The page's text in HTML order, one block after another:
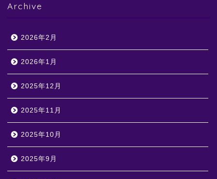
Archive
2026年2月
2026年1月
2025年12月
2025年11月
2025年10月
2025年9月